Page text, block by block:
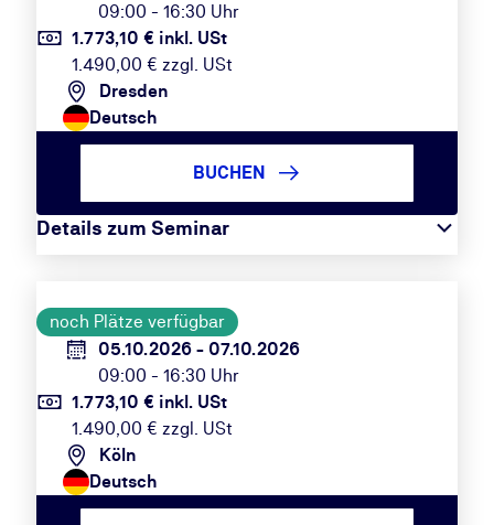
09:00 - 16:30 Uhr
1.773,10 € inkl. USt
1.490,00 € zzgl. USt
Dresden
Deutsch
Details zum Seminar
BUCHEN
noch Plätze verfügbar
05.10.2026 - 07.10.2026
09:00 - 16:30 Uhr
1.773,10 € inkl. USt
1.490,00 € zzgl. USt
Köln
Deutsch